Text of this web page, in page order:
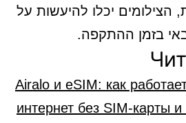
הצילומים יכלו להיעשות על
בזמן ההתקפה.
Airalo и eSIM: как
интернет без SIM-карты